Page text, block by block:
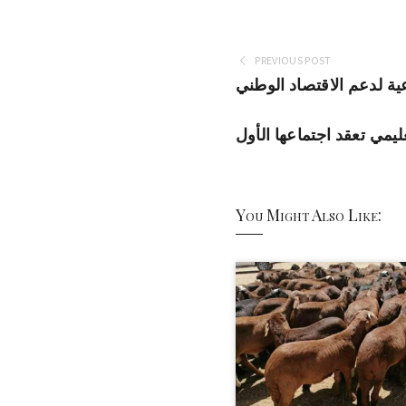
PREVIOUS POST
لدعم الاقتصاد الوطني
تعقد اجتماعها الأول
You Might Also Like: